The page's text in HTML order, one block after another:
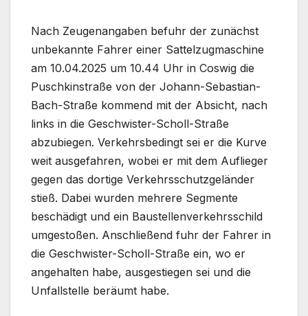
Nach Zeugenangaben befuhr der zunächst
unbekannte Fahrer einer Sattelzugmaschine
am 10.04.2025 um 10.44 Uhr in Coswig die
Puschkinstraße von der Johann-Sebastian-
Bach-Straße kommend mit der Absicht, nach
links in die Geschwister-Scholl-Straße
abzubiegen. Verkehrsbedingt sei er die Kurve
weit ausgefahren, wobei er mit dem Auflieger
gegen das dortige Verkehrsschutzgeländer
stieß. Dabei wurden mehrere Segmente
beschädigt und ein Baustellenverkehrsschild
umgestoßen. Anschließend fuhr der Fahrer in
die Geschwister-Scholl-Straße ein, wo er
angehalten habe, ausgestiegen sei und die
Unfallstelle beräumt habe.